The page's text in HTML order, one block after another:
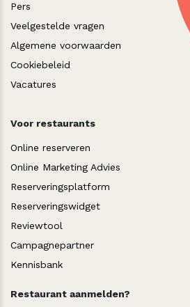
Pers
Veelgestelde vragen
Algemene voorwaarden
Cookiebeleid
Vacatures
Voor restaurants
Online reserveren
Online Marketing Advies
Reserveringsplatform
Reserveringswidget
Reviewtool
Campagnepartner
Kennisbank
Restaurant aanmelden?